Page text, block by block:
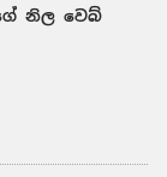
නිල වෙබ්